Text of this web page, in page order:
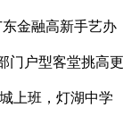
金融高新手艺办
门户型客堂挑高更
上班，灯湖中学